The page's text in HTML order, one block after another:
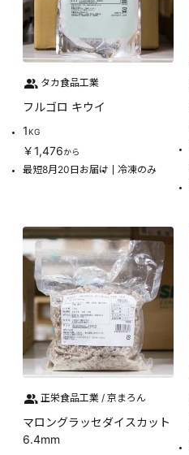
タカ食品工業
フルゴロ キウイ
1KG
￥1,476から
最短8月20日お届け 冷凍のみ
正栄食品工業 / 京まろん
マロングラッセダイスカット
6.4mm